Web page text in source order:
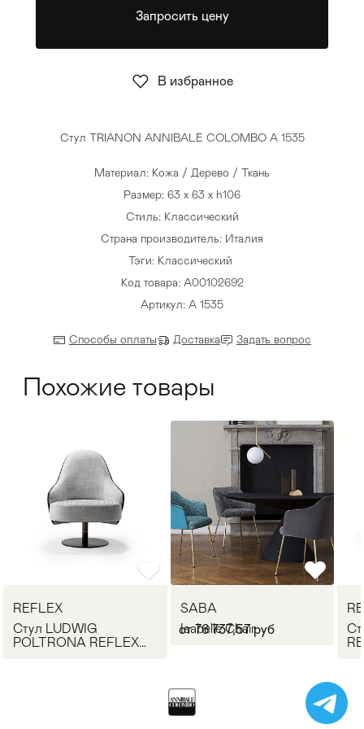
Стул TRIANON ANNIBALE COLOMBO A 1535
Материал: Кожа / Дерево / Ткань
Размер: 63 x 63 x h106
Стиль: Классический
Страна производитель: Италия
Тэги: Классический
Код товара: A00102692
Артикул: A 1535
Способы оплаты Доставка Задать вопрос
Запросить цену
В избранное
Похожие товары
REFLEX
Стул LUDWIG
POLTRONA REFLEX
SABA
Isabelle Chair
от 76 737,57 руб